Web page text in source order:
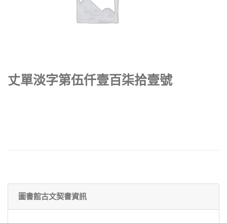
丈單淡字第伍仟壹百柒拾壹號
圖書館古文契書資訊